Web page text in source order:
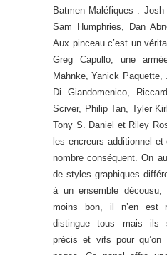
Batmen Maléfiques : Josh
Sam Humphries, Dan
Aux pinceau c’est un
Greg Capullo, une
Mahnke, Yanick
Di Giandomenico,
Sciver, Philip Tan, Tyler
Tony S. Daniel et Riley
les encreurs additionnel
nombre conséquent. On
de styles graphiques
à un ensemble
moins bon, il n’en est
distingue tous mais ils
précis et vifs pour